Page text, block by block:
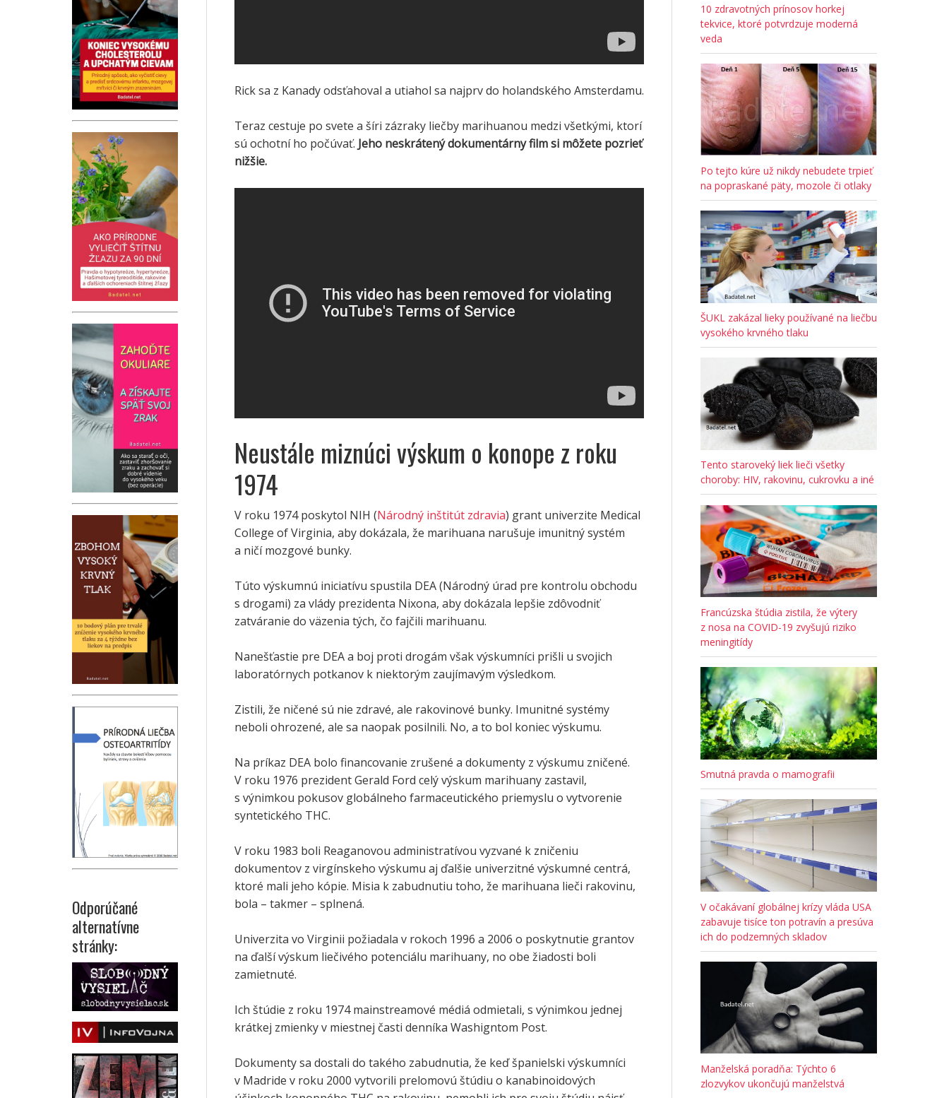
Rick sa z Kanady odsťahoval a utiahol sa najprv do holandského Amsterdamu.
Teraz cestuje po svete a šíri zázraky liečby marihuanou medzi všetkými, ktorí
sú ochotní ho počúvať. Jeho neskrátený dokumentárny film si môžete pozrieť
nižšie.
Neustále miznúci výskum o konope z roku
1974
V roku 1974 poskytol NIH (Národný inštitút zdravia) grant univerzite Medical
College of Virginia, aby dokázala, že marihuana narušuje imunitný systém
a ničí mozgové bunky.
Túto výskumnú iniciatívu spustila DEA (Národný úrad pre kontrolu obchodu
s drogami) za vlády prezidenta Nixona, aby dokázala lepšie zdôvodniť
zatváranie do väzenia tých, čo fajčili marihuanu.
Nanešťastie pre DEA a boj proti drogám však výskumníci prišli u svojich
laboratórnych potkanov k niektorým zaujímavým výsledkom.
Zistili, že ničené sú nie zdravé, ale rakovinové bunky. Imunitné systémy
neboli ohrozené, ale sa naopak posilnili. No, a to bol koniec výskumu.
Na príkaz DEA bolo financovanie zrušené a dokumenty z výskumu zničené.
V roku 1976 prezident Gerald Ford celý výskum marihuany zastavil,
s výnimkou pokusov globálneho farmaceutického priemyslu o vytvorenie
syntetického THC.
V roku 1983 boli Reaganovou administratívou vyzvané k zničeniu
dokumentov z virgínskeho výskumu aj ďalšie univerzitné výskumné centrá,
ktoré mali jeho kópie. Misia k zabudnutiu toho, že marihuana lieči rakovinu,
bola – takmer – splnená.
Univerzita vo Virginii požiadala v rokoch 1996 a 2006 o poskytnutie grantov
na ďalší výskum liečivého potenciálu marihuany, no obe žiadosti boli
zamietnuté.
Ich štúdie z roku 1974 mainstreamové médiá odmietali, s výnimkou jednej
krátkej zmienky v miestnej časti denníka Washigntom Post.
Dokumenty sa dostali do takého zabudnutia, že keď španielski výskumníci
v Madride v roku 2000 vytvorili prelomovú štúdiu o kanabinoidových
10 zdravotných prínosov horkej
tekvice, ktoré potvrdzuje moderná
veda
Po tejto kúre už nikdy nebudete trpieť
na popraskané päty, mozole či otlaky
ŠUKL zakázal lieky používané na liečbu
vysokého krvného tlaku
Tento staroveký liek lieči všetky
choroby: HIV, rakovinu, cukrovku a iné
Francúzska štúdia zistila, že výtery
z nosa na COVID-19 zvyšujú riziko
meningitídy
Smutná pravda o mamografii
V očakávaní globálnej krízy vláda USA
zabavuje tisíce ton potravín a presúva
ich do podzemných skladov
Manželská poradňa: Týchto 6
zlozvykov ukončujú manželstvá
Odporúčané
alternatívne
stránky: